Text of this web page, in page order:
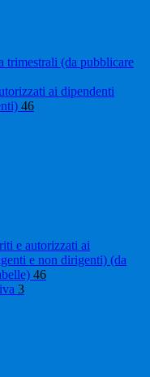
trimestrali (da pubblicare
ai dipendenti
46
e autorizzati ai
e non dirigenti) (da
46
3